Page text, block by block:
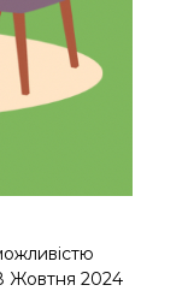
Жовтня 2024